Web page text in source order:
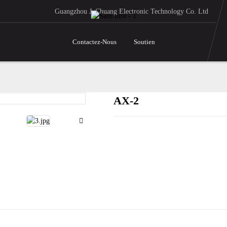
Guangzhou JuChuang Electronic Technology Co. Ltd
Contactez-Nous Soutien
AX-2